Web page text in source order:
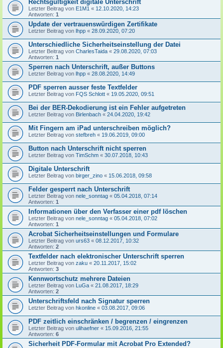
Rechtsgültigkeit digitale Unterschrift
Letzter Beitrag von E1M1 « 12.10.2020, 14:23
Antworten: 1
Update der vertrauenswürdigen Zertifikate
Letzter Beitrag von lhpp « 28.09.2020, 07:20
Unterschiedliche Sicherheitseinstellung der Datei
Letzter Beitrag von CharlesTaida « 29.08.2020, 07:03
Antworten: 1
Sperren nach Unterschrift, außer Buttons
Letzter Beitrag von lhpp « 28.08.2020, 14:49
PDF sperren ausser feste Textfelder
Letzter Beitrag von FQS Schlott « 19.05.2020, 09:51
Bei der BER-Dekodierung ist ein Fehler aufgetreten
Letzter Beitrag von Birlenbach « 24.04.2020, 19:42
Mit Fingern am iPad unterschreiben möglich?
Letzter Beitrag von stefbreh « 19.06.2019, 09:00
Button nach Unterschrift nicht sperren
Letzter Beitrag von TimSchm « 30.07.2018, 10:43
Digitale Unterschrift
Letzter Beitrag von birger_zino « 15.06.2018, 09:58
Felder gesperrt nach Unterschrift
Letzter Beitrag von nele_sonntag « 05.04.2018, 07:14
Antworten: 1
Informationen über den Verfasser einer pdf löschen
Letzter Beitrag von nele_sonntag « 05.04.2018, 07:02
Antworten: 1
Acrobat Sicherheitseinstellungen und Formulare
Letzter Beitrag von urs63 « 08.12.2017, 10:32
Antworten: 2
Textfelder nach elektronischer Unterschrift sperren
Letzter Beitrag von zaku « 20.11.2017, 15:02
Antworten: 3
Kennwortschutz mehrere Dateien
Letzter Beitrag von LuGa « 21.08.2017, 18:29
Antworten: 2
Unterschriftsfeld nach Signatur sperren
Letzter Beitrag von hkonline « 03.08.2017, 09:06
PDF zeitlich einschränken / begrenzen / eingrenzen
Letzter Beitrag von ulihaefner « 15.09.2016, 21:55
Antworten: 6
Sicherheit PDF-Formular mit Acrobat Pro Extended?